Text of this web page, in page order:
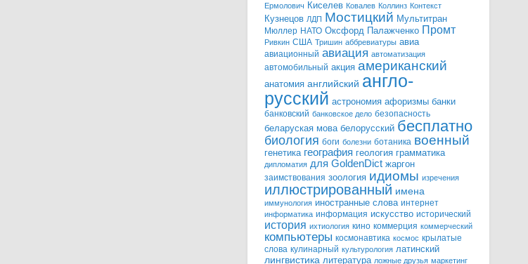
Ермолович Киселев Ковалев Коллинз Контекст
Кузнецов ЛДП Мостицкий Мультитран
Мюллер НАТО Оксфорд Палажченко Промт
Ривкин США Тришин аббревиатуры авиа
авиационный авиация автоматизация
автомобильный акция американский
анатомия английский англо-
русский астрономия афоризмы банки
банковский банковское дело безопасность
беларуская мова белорусский бесплатно
биология боги болезни ботаника военный
генетика география геология грамматика
дипломатия для GoldenDict жаргон
заимствования зоология идиомы изречения
иллюстрированный имена
иммунология иностранные слова интернет
информатика информация искусство исторический
история ихтиология кино коммерция коммерческий
компьютеры космонавтика космос крылатые
слова кулинарный культурология латинский
лингвистика литература ложные друзья маркетинг